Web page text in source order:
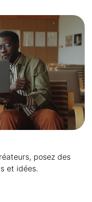
posez des
et idées.